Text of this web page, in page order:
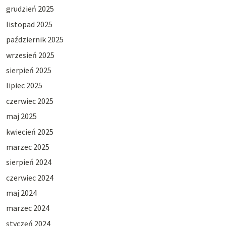
grudzień 2025
listopad 2025
październik 2025
wrzesień 2025
sierpień 2025
lipiec 2025
czerwiec 2025
maj 2025
kwiecień 2025
marzec 2025
sierpień 2024
czerwiec 2024
maj 2024
marzec 2024
styczeń 2024